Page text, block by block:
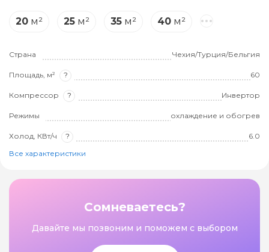
20 м² 25 м² 35 м² 40 м²
Страна Чехия/Турция/Бельгия
Площадь, м² ? 60
Компрессор ? Инвертор
Режимы охлаждение и обогрев
Холод, КВт/ч ?
6.0
Все характеристики
Сомневаетесь?
Давайте мы позвоним и поможем с выбором